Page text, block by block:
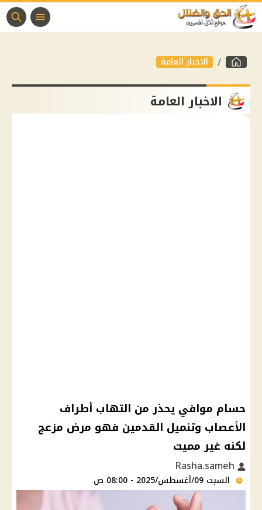
الاخبار العامة
الاخبار العامة
حسام موافي يحذر من التهاب أطراف
الأعصاب وتنميل القدمين فهو مرض مزعج
لكنه غير مميت
السبت 09/أغسطس/2025 - 08:00 ص